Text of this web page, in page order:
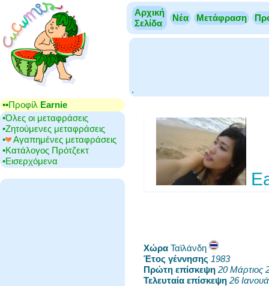
Αρχική
Σελίδα
Νέα Μετάφραση
.
▪▪‎Προφίλ Earnie
•‎Όλες οι μεταφράσεις
•‎Ζητούμενες μεταφράσεις
•‎
Αγαπημένες μεταφράσεις
•‎Κατάλογος Πρότζεκτ
•‎Εισερχόμενα
Χώρα ‎Ταϊλάνδη
Έτος γέννησης 1983
Πρώτη επίσκεψη 20 Μάρτιος
Τελευταία επίσκεψη 26